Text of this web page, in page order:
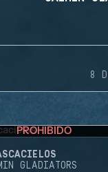
8
PROHIBIDO
GLADIATORS